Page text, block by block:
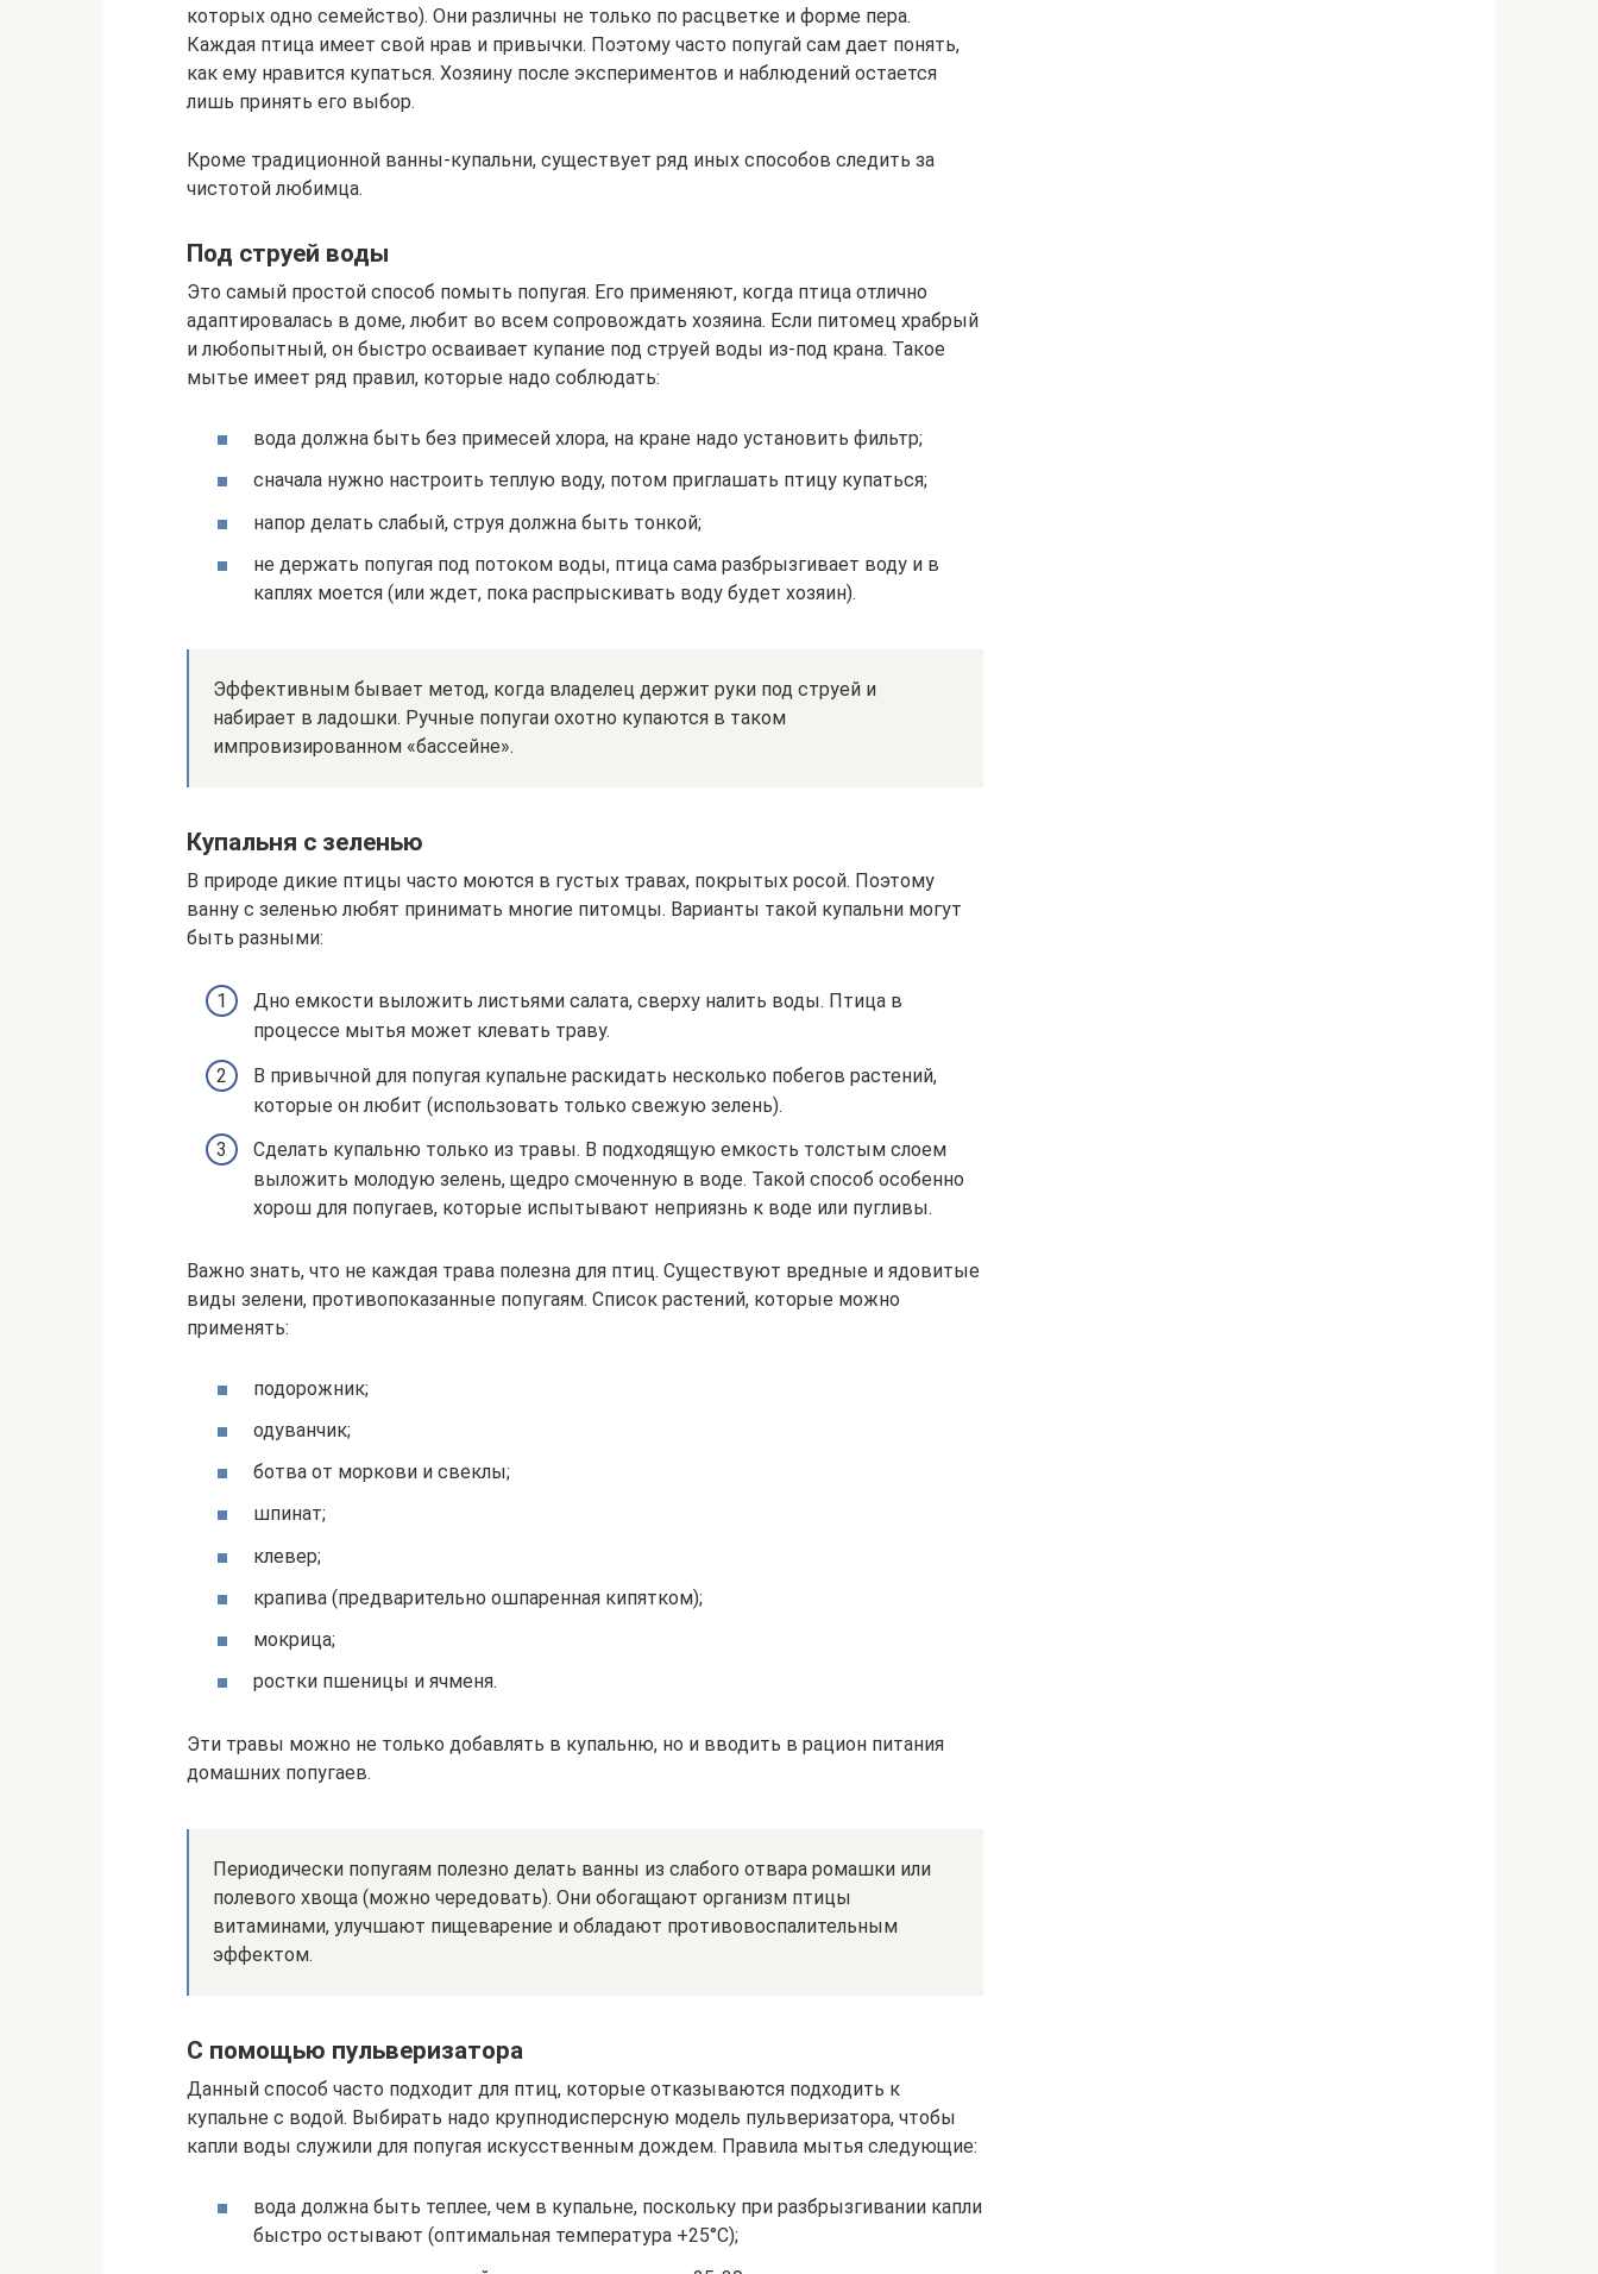
которых одно семейство). Они различны не только по расцветке и форме пера.
Каждая птица имеет свой нрав и привычки. Поэтому часто попугай сам дает понять,
как ему нравится купаться. Хозяину после экспериментов и наблюдений остается
лишь принять его выбор.
Кроме традиционной ванны-купальни, существует ряд иных способов следить за
чистотой любимца.
Под струей воды
Это самый простой способ помыть попугая. Его применяют, когда птица отлично
адаптировалась в доме, любит во всем сопровождать хозяина. Если питомец храбрый
и любопытный, он быстро осваивает купание под струей воды из-под крана. Такое
мытье имеет ряд правил, которые надо соблюдать:
вода должна быть без примесей хлора, на кране надо установить фильтр;
сначала нужно настроить теплую воду, потом приглашать птицу купаться;
напор делать слабый, струя должна быть тонкой;
не держать попугая под потоком воды, птица сама разбрызгивает воду и в
каплях моется (или ждет, пока распрыскивать воду будет хозяин).
Эффективным бывает метод, когда владелец держит руки под струей и
набирает в ладошки. Ручные попугаи охотно купаются в таком
импровизированном «бассейне».
Купальня с зеленью
В природе дикие птицы часто моются в густых травах, покрытых росой. Поэтому
ванну с зеленью любят принимать многие питомцы. Варианты такой купальни могут
быть разными:
Дно емкости выложить листьями салата, сверху налить воды. Птица в
процессе мытья может клевать траву.
В привычной для попугая купальне раскидать несколько побегов растений,
которые он любит (использовать только свежую зелень).
Сделать купальню только из травы. В подходящую емкость толстым слоем
выложить молодую зелень, щедро смоченную в воде. Такой способ особенно
хорош для попугаев, которые испытывают неприязнь к воде или пугливы.
Важно знать, что не каждая трава полезна для птиц. Существуют вредные и ядовитые
виды зелени, противопоказанные попугаям. Список растений, которые можно
применять:
подорожник;
одуванчик;
ботва от моркови и свеклы;
шпинат;
клевер;
крапива (предварительно ошпаренная кипятком);
мокрица;
ростки пшеницы и ячменя.
Эти травы можно не только добавлять в купальню, но и вводить в рацион питания
домашних попугаев.
Периодически попугаям полезно делать ванны из слабого отвара ромашки или
полевого хвоща (можно чередовать). Они обогащают организм птицы
витаминами, улучшают пищеварение и обладают противовоспалительным
эффектом.
С помощью пульверизатора
Данный способ часто подходит для птиц, которые отказываются подходить к
купальне с водой. Выбирать надо крупнодисперсную модель пульверизатора, чтобы
капли воды служили для попугая искусственным дождем. Правила мытья следующие:
вода должна быть теплее, чем в купальне, поскольку при разбрызгивании капли
быстро остывают (оптимальная температура +25°С);